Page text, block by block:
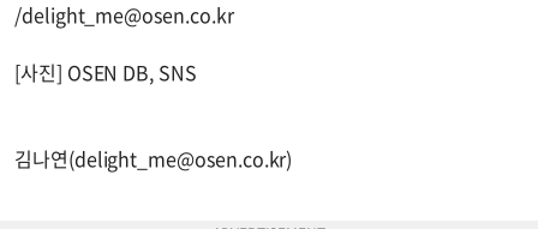
/delight_me@osen.co.kr
[사진] OSEN DB, SNS
김나연(delight_me@osen.co.kr)